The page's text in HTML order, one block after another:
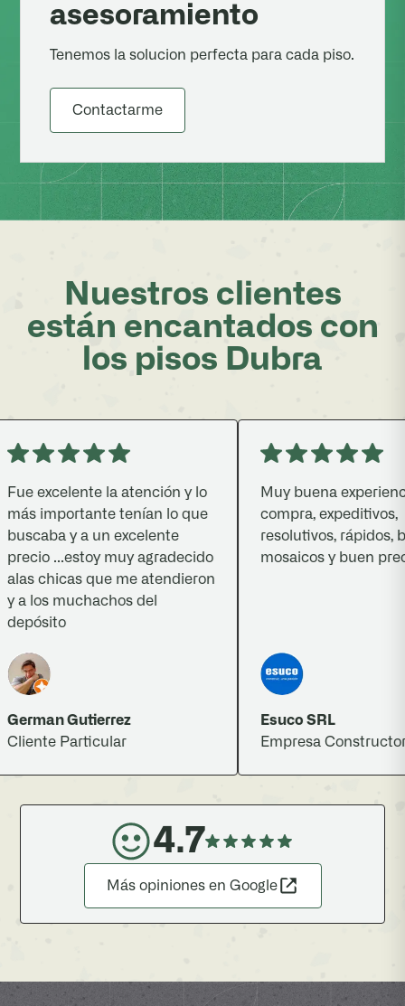
asesoramiento
Tenemos la solucion perfecta para cada piso.
Contactarme
Nuestros clientes
están encantados con
los pisos Dubra
excelente la atención y lo
importante tenían lo que
y a un excelente
...estoy muy agradecido
chicas que me atendieron
los muchachos del
Gutierrez
Particular
Muy buena experiencia
compra, expeditivos,
resolutivos, rápidos,
mosaicos y buen precio.
Esuco SRL
Empresa Constructora
4.7
Más opiniones en Google